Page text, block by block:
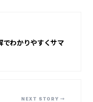
でわかりやすくサマ
NEXT STORY →